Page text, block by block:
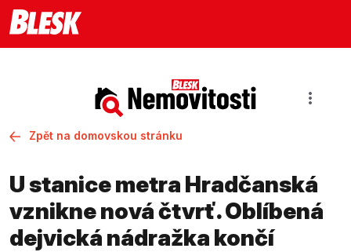
Zpět na domovskou stránku
U stanice metra Hradčanská
vznikne nová čtvrť. Oblíbená
dejvická nádražka končí